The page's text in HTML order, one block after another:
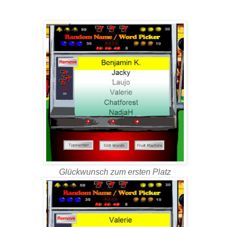
Glückwunsch zum ersten Platz